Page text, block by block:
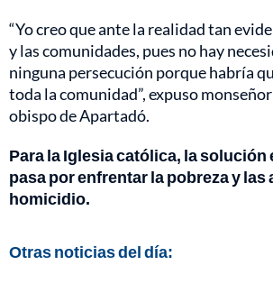
“Yo creo que ante la realidad tan
y las comunidades, pues no hay
ninguna persecución porque habría
toda la comunidad”, expuso
obispo de Apartadó.
Para la Iglesia católica, la solución
pasa por enfrentar la pobreza y las
homicidio.
Otras noticias del día: